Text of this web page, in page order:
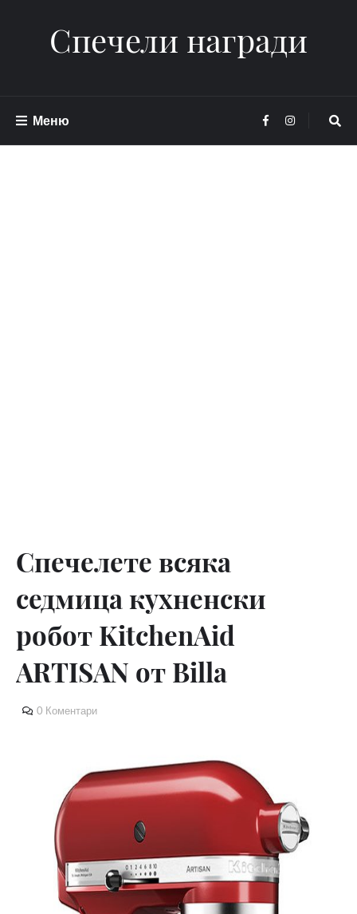
Спечели награди
Меню
Спечелете всяка
седмица кухненски
робот KitchenAid
ARTISAN от Billa
0 Коментари